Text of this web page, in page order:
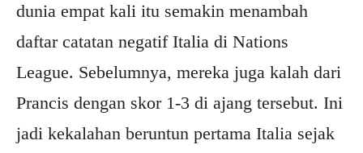
dunia empat kali itu semakin menambah
daftar catatan negatif Italia di Nations
League. Sebelumnya, mereka juga kalah dari
Prancis dengan skor 1-3 di ajang tersebut. Ini
jadi kekalahan beruntun pertama Italia sejak